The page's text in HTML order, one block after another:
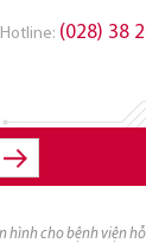
Hotline: (028) 38